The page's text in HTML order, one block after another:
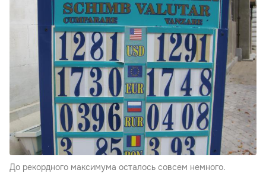
До рекордного максимума осталось совсем немного.